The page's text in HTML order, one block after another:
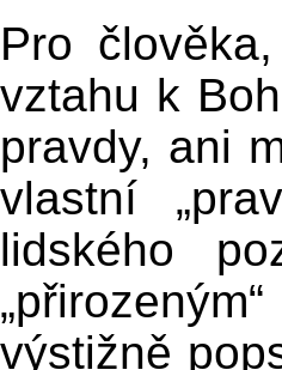
Pro
vztahu k
pravdy, ani
vlastní
lidského
výstižně